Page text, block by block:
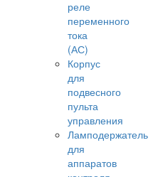
реле
переменного
тока
(АС)
Корпус
для
подвесного
пульта
управления
Ламподержатель
для
аппаратов